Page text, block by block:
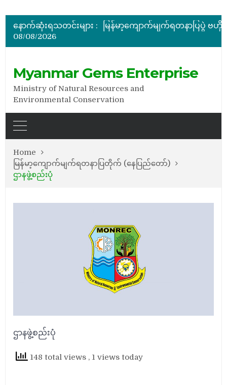
နောက်ဆုံးရသတင်းများ :
08/08/2026
Myanmar Gems Enterprise
Ministry of Natural Resources and
Environmental Conservation
Home
မြန်မာ့ကျောက်မျက်ရတနာပြတိုက် (နေပြည်တော်)
ဌာနဖွဲ့စည်းပုံ
ဌာနဖွဲ့စည်းပုံ
148 total views , 1 views today